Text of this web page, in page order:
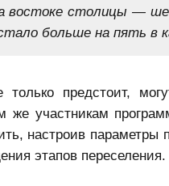
востоке столицы —
больше на пять в
только предстоит,
же участникам
настроив параметры
этапов переселения.